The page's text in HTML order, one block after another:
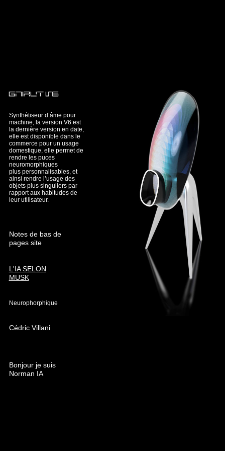
Synthétiseur d’âme pour
machine, la version V6 est
la dernière version en date,
elle est disponible dans le
commerce pour un usage
domestique, elle permet de
rendre les puces
neuromorphiques
plus personnalisables, et
ainsi rendre l’usage des
objets plus singuliers par
rapport aux habitudes de
leur utilisateur.
Notes de bas de
pages site
L'IA SELON
MUSK
Neurophorphique
Cédric Villani
Bonjour je suis
Norman IA